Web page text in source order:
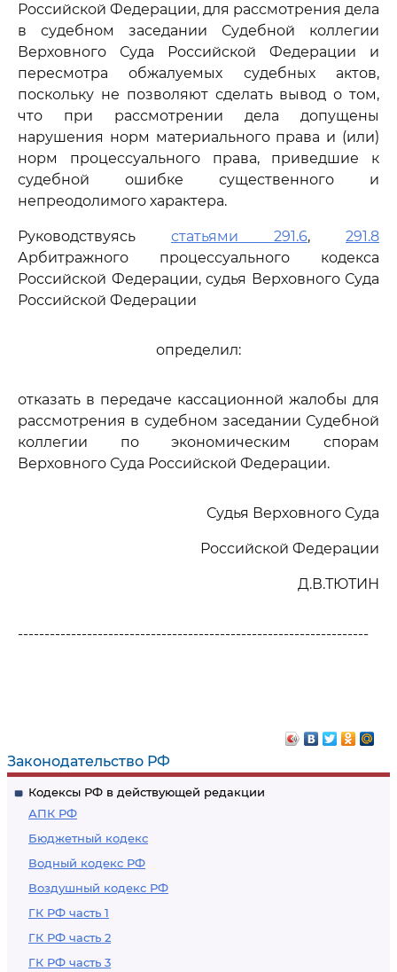
Законодательство РФ
Кодексы РФ в действующей редакции
АПК РФ
Бюджетный кодекс
Водный кодекс РФ
Воздушный кодекс РФ
ГК РФ часть 1
ГК РФ часть 2
ГК РФ часть 3
Российской Федерации, для рассмотрения дела
в судебном заседании Судебной коллегии
Верховного Суда Российской Федерации и
пересмотра обжалуемых судебных актов,
поскольку не позволяют сделать вывод о том,
что при рассмотрении дела допущены
нарушения норм материального права и (или)
норм процессуального права, приведшие к
судебной ошибке существенного и
непреодолимого характера.
Руководствуясь статьями 291.6, 291.8
Арбитражного процессуального кодекса
Российской Федерации, судья Верховного Суда
Российской Федерации
определил:
отказать в передаче кассационной жалобы для
рассмотрения в судебном заседании Судебной
коллегии по экономическим спорам
Верховного Суда Российской Федерации.
Судья Верховного Суда
Российской Федерации
Д.В.ТЮТИН
------------------------------------------------------------------